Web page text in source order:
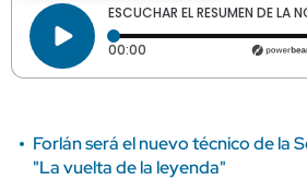
ESCUCHAR EL RESUMEN DE LA
00:00 Tiempo transcurrido: 0
Forlán será el nuevo técnico de la
"La vuelta de la leyenda"